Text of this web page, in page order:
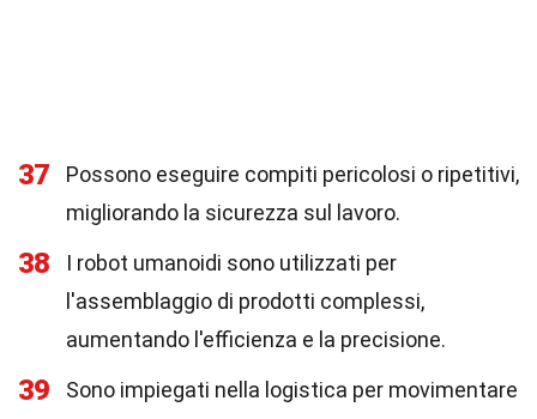
37
Possono eseguire compiti pericolosi o ripetitivi,
migliorando la sicurezza sul lavoro.
38
I robot umanoidi sono utilizzati per
l'assemblaggio di prodotti complessi,
aumentando l'efficienza e la precisione.
39
Sono impiegati nella logistica per movimentare